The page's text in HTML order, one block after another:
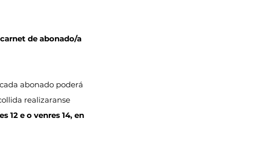
carnet de abonado/a
abonado poderá
realizaranse
12 e o venres 14, en